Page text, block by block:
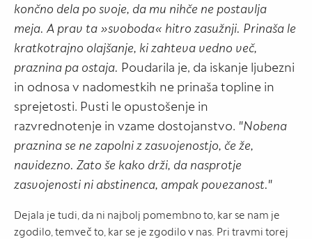
končno dela po svoje, da mu nihče ne postavlja
meja. A prav ta »svoboda« hitro zasužnji. Prinaša le
kratkotrajno olajšanje, ki zahteva vedno več,
praznina pa ostaja. Poudarila je, da iskanje ljubezni
in odnosa v nadomestkih ne prinaša topline in
sprejetosti. Pusti le opustošenje in
razvrednotenje in vzame dostojanstvo. "Nobena
praznina se ne zapolni z zasvojenostjo, če že,
navidezno. Zato še kako drži, da nasprotje
zasvojenosti ni abstinenca, ampak povezanost."
Dejala je tudi, da ni najbolj pomembno to, kar se nam je
zgodilo, temveč to, kar se je zgodilo v nas. Pri travmi torej